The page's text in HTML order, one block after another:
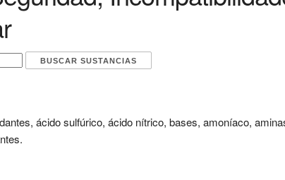
ácido sulfúrico, ácido nítrico, bases, amoníaco,